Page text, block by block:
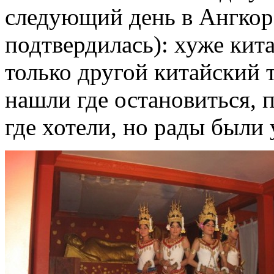
следующий день в
подтвердилась): хуже
только другой
нашли где остановиться,
где хотели, но рады были